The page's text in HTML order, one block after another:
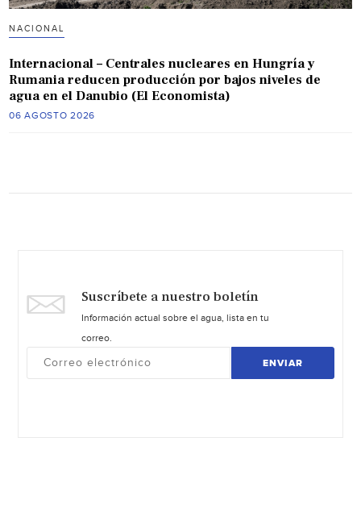
NACIONAL
Internacional – Centrales nucleares en Hungría y
Rumania reducen producción por bajos niveles de
agua en el Danubio (El Economista)
06 AGOSTO 2026
Suscríbete a nuestro boletín
Información actual sobre el agua, lista en tu
correo.
ENVIAR